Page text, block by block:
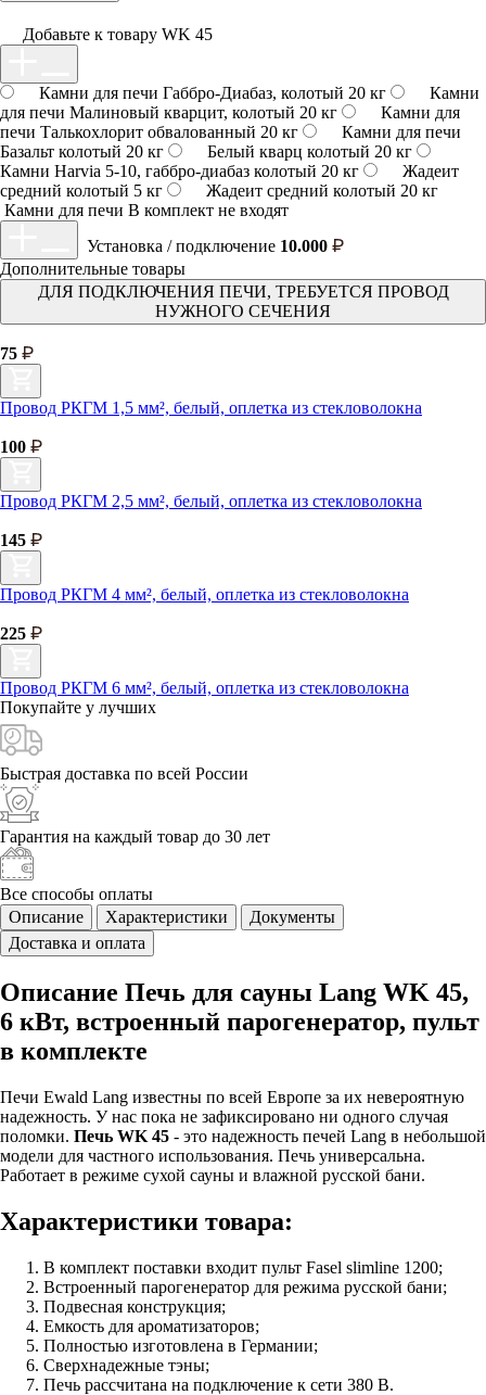
Добавьте к товару WK 45
Камни для печи Габбро-Диабаз, колотый 20 кг
Камни
для печи Малиновый кварцит, колотый 20 кг
Камни для
печи Талькохлорит обвалованный 20 кг
Камни для печи
Базальт колотый 20 кг
Белый кварц колотый 20 кг
Камни Harvia 5-10, габбро-диабаз колотый 20 кг
Жадеит
средний колотый 5 кг
Жадеит средний колотый 20 кг
Камни для печи В комплект не входят
Установка / подключение 10.000
Дополнительные товары
ДЛЯ ПОДКЛЮЧЕНИЯ ПЕЧИ, ТРЕБУЕТСЯ ПРОВОД
НУЖНОГО СЕЧЕНИЯ
75
Провод РКГМ 1,5 мм², белый, оплетка из стекловолокна
100
Провод РКГМ 2,5 мм², белый, оплетка из стекловолокна
145
Провод РКГМ 4 мм², белый, оплетка из стекловолокна
225
Провод РКГМ 6 мм², белый, оплетка из стекловолокна
Покупайте у лучших
Быстрая доставка по всей России
Гарантия на каждый товар до 30 лет
Все способы оплаты
Описание
Характеристики
Документы
Доставка и оплата
Описание Печь для сауны Lang WK 45,
6 кВт, встроенный парогенератор, пульт
в комплекте
Печи Ewald Lang известны по всей Европе за их невероятную
надежность. У нас пока не зафиксировано ни одного случая
поломки. Печь WK 45 - это надежность печей Lang в небольшой
модели для частного использования. Печь универсальна.
Работает в режиме сухой сауны и влажной русской бани.
Характеристики товара:
В комплект поставки входит пульт Fasel slimline 1200;
Встроенный парогенератор для режима русской бани;
Подвесная конструкция;
Емкость для ароматизаторов;
Полностью изготовлена в Германии;
Сверхнадежные тэны;
Печь рассчитана на подключение к сети 380 В.